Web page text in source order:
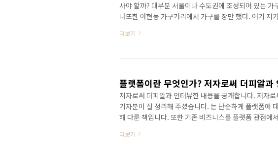
사야 할까? 대부분 서울이나 수도권에 조성되어 있는
나또한 아현동 가구거리에서 가구를 장만 했다. 여기 저
면서 플랫폼에 대해 고민하다가 든 생각인데, 결국은 가
는지는 확인할 길은 없지만 지금의 모습은 딱 플랫폼 비
더보기
저자로써 더피알과 인터뷰한 내용을 공개합니다. 저자
기자분이 잘 정리해 주셨습니다. 는 단순하게 플랫폼에
해 다룬 책입니다. 또한 기존 비즈니스를 플랫폼 관점에
보시기 바랍니다! 새로운 인사이트를 얻으실 수 있을 것
더보기